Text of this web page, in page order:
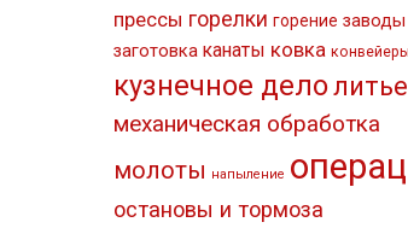
прессы горелки горение заводы
заготовка канаты ковка конвейеры
кузнечное делолитье
механическая обработка
молоты напыление
остановы и тормоза